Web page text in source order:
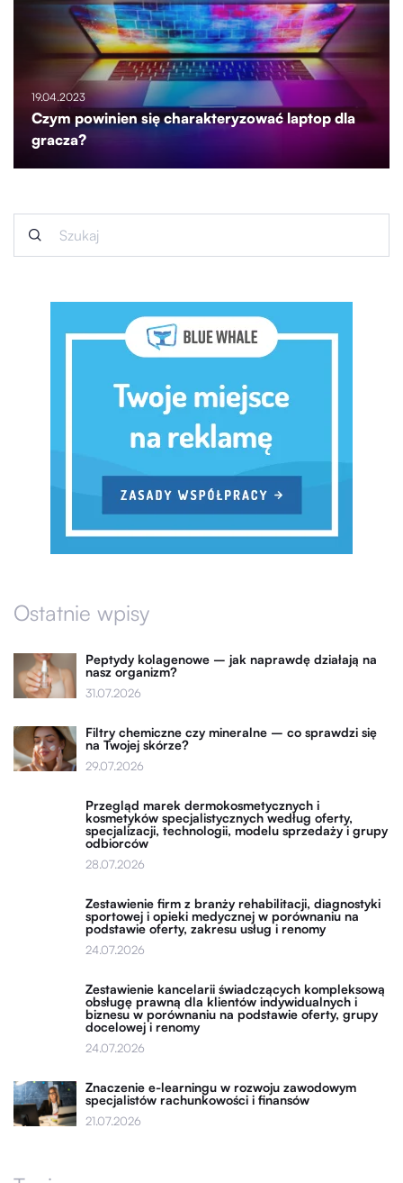
19.04.2023
Czym powinien się charakteryzować laptop dla
gracza?
Ostatnie wpisy
Peptydy kolagenowe – jak naprawdę działają na
nasz organizm?
31.07.2026
Filtry chemiczne czy mineralne – co sprawdzi się
na Twojej skórze?
29.07.2026
Przegląd marek dermokosmetycznych i
kosmetyków specjalistycznych według oferty,
specjalizacji, technologii, modelu sprzedaży i grupy
odbiorców
28.07.2026
Zestawienie firm z branży rehabilitacji, diagnostyki
sportowej i opieki medycznej w porównaniu na
podstawie oferty, zakresu usług i renomy
24.07.2026
Zestawienie kancelarii świadczących kompleksową
obsługę prawną dla klientów indywidualnych i
biznesu w porównaniu na podstawie oferty, grupy
docelowej i renomy
24.07.2026
Znaczenie e-learningu w rozwoju zawodowym
specjalistów rachunkowości i finansów
21.07.2026